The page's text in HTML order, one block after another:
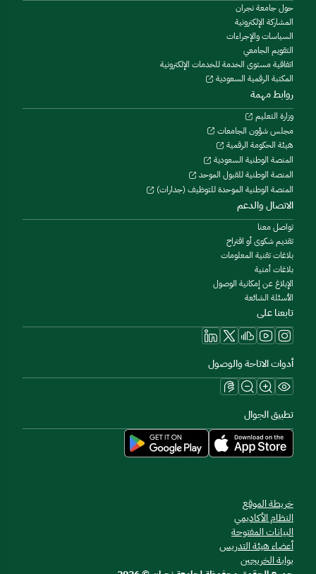
حول جامعة نجران
المشاركة الإلكترونية
السياسات والإجراءات
التقويم الجامعي
اتفاقية مستوى الخدمة للخدمات الإلكترونية
المكتبة الرقمية السعودية
روابط مهمة
وزارة التعليم
مجلس شؤون الجامعات
هيئة الحكومة الرقمية
المنصة الوطنية السعودية
المنصة الوطنية للقبول الموحد
المنصة الوطنية الموحدة للتوظيف (جدارات)
الاتصال والدعم
تواصل معنا
تقديم شكوى أو اقتراح
بلاغات تقنية المعلومات
بلاغات أمنية
الإبلاغ عن إمكانية الوصول
الأسئلة الشائعة
تابعنا على
أدوات الاتاحة والوصول
تطبيق الجوال
خريطة الموقع
النظام الأكاديمي
البيانات المفتوحة
أعضاء هيئة التدريس
بوابة الخريجين